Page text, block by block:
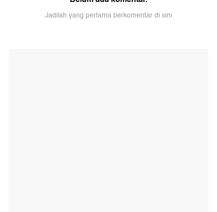
Jadilah yang pertama berkomentar di sini